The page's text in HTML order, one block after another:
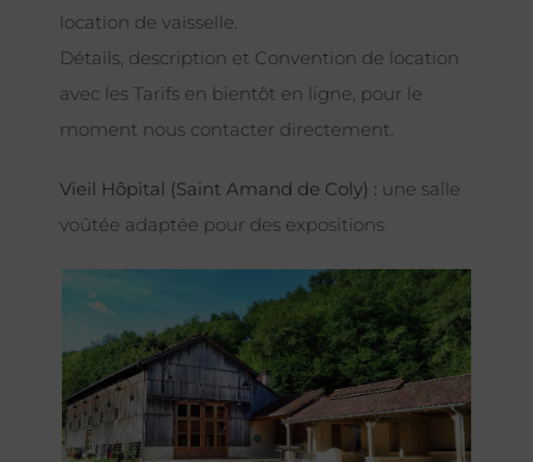
location de vaisselle.
Détails, description et Convention de location
avec les Tarifs en bientôt en ligne, pour le
moment nous contacter directement.
Vieil Hôpital (Saint Amand de Coly) : une salle
voûtée adaptée pour des expositions